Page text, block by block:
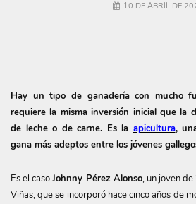
10 DE ABRIL DE
Hay un tipo de ganadería con mucho
requiere la misma inversión inicial que la
de leche o de carne. Es la apicultura,
gana más adeptos entre los jóvenes
Es el casoJohnny Pérez Alonso, un joven
Viñas, que se incorporó hace cinco años de